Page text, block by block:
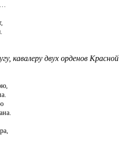
кавалеру двух орденов Красной